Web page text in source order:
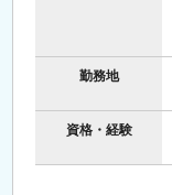
勤務地
資格・経験